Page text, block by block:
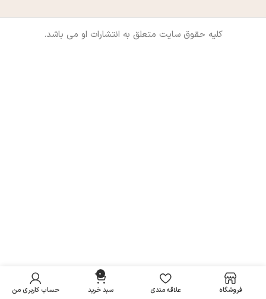
کلیه حقوق سایت متعلق به انتشارات او می باشد.
فروشگاه علاقه مندی
0
سبد خرید حساب کاربری من